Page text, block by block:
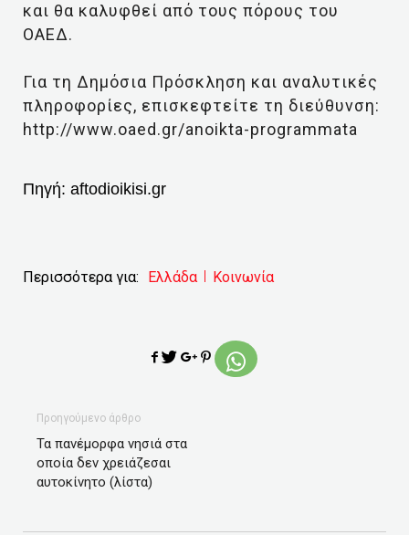
και θα καλυφθεί από τους πόρους του
ΟΑΕΔ.
Για τη Δημόσια Πρόσκληση και αναλυτικές
πληροφορίες, επισκεφτείτε τη διεύθυνση:
http://www.oaed.gr/anoikta-programmata
Πηγή: aftodioikisi.gr
Περισσότερα για: Ελλάδα Κοινωνία
Προηγούμενο άρθρο
Τα πανέμορφα νησιά στα
οποία δεν χρειάζεσαι
αυτοκίνητο (λίστα)